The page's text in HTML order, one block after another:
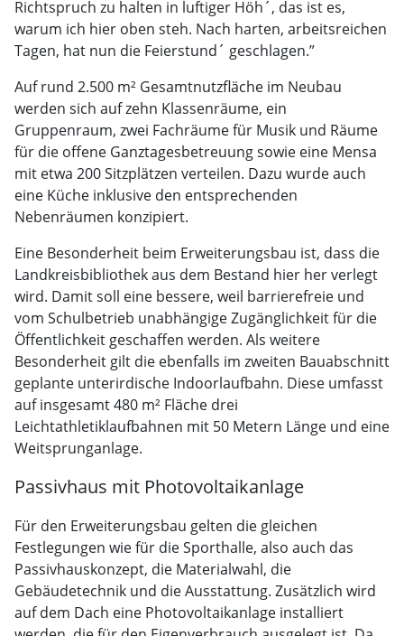
Richtspruch zu halten in luftiger Höh´, das ist es,
warum ich hier oben steh. Nach harten, arbeitsreichen
Tagen, hat nun die Feierstund´ geschlagen.”
Auf rund 2.500 m² Gesamtnutzfläche im Neubau
werden sich auf zehn Klassenräume, ein
Gruppenraum, zwei Fachräume für Musik und Räume
für die offene Ganztagesbetreuung sowie eine Mensa
mit etwa 200 Sitzplätzen verteilen. Dazu wurde auch
eine Küche inklusive den entsprechenden
Nebenräumen konzipiert.
Eine Besonderheit beim Erweiterungsbau ist, dass die
Landkreisbibliothek aus dem Bestand hier her verlegt
wird. Damit soll eine bessere, weil barrierefreie und
vom Schulbetrieb unabhängige Zugänglichkeit für die
Öffentlichkeit geschaffen werden. Als weitere
Besonderheit gilt die ebenfalls im zweiten Bauabschnitt
geplante unterirdische Indoorlaufbahn. Diese umfasst
auf insgesamt 480 m² Fläche drei
Leichtathletiklaufbahnen mit 50 Metern Länge und eine
Weitsprunganlage.
Passivhaus mit Photovoltaikanlage
Für den Erweiterungsbau gelten die gleichen
Festlegungen wie für die Sporthalle, also auch das
Passivhauskonzept, die Materialwahl, die
Gebäudetechnik und die Ausstattung. Zusätzlich wird
auf dem Dach eine Photovoltaikanlage installiert